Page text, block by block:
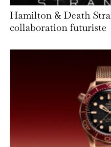
Hamilton & Death
collaboration futuriste